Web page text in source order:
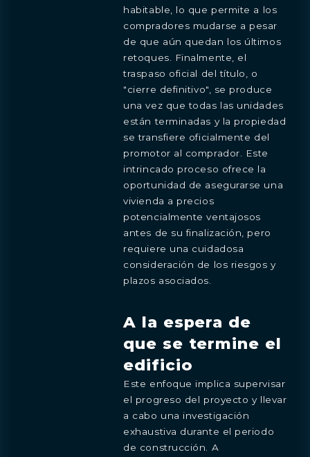
habitable, lo que permite a los
compradores mudarse a pesar
de que aún quedan los últimos
retoques. Finalmente, el
traspaso oficial del título, o
"cierre definitivo", se produce
una vez que todas las unidades
están terminadas y la propiedad
se transfiere oficialmente del
promotor al comprador. Este
intrincado proceso ofrece la
oportunidad de asegurarse una
vivienda a precios
potencialmente ventajosos
antes de su finalización, pero
requiere una cuidadosa
consideración de los riesgos y
plazos asociados.
A la espera de
que se termine el
edificio
Este enfoque implica supervisar
el progreso del proyecto y llevar
a cabo una investigación
exhaustiva durante el periodo
de construcción. A